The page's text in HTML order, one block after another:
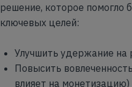
решение, которое помогло
ключевых целей:
Улучшить удержание на
Повысить
влияет на монетизацию)